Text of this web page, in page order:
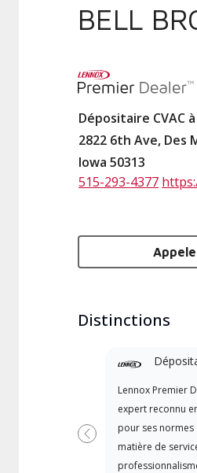
BELL
Dépositaire CVAC
2822 6th Ave, Des
Iowa 50313
515-293-4377
Distinctions
Lennox Premier
expert reconnu
pour ses normes
matière de
Précédent